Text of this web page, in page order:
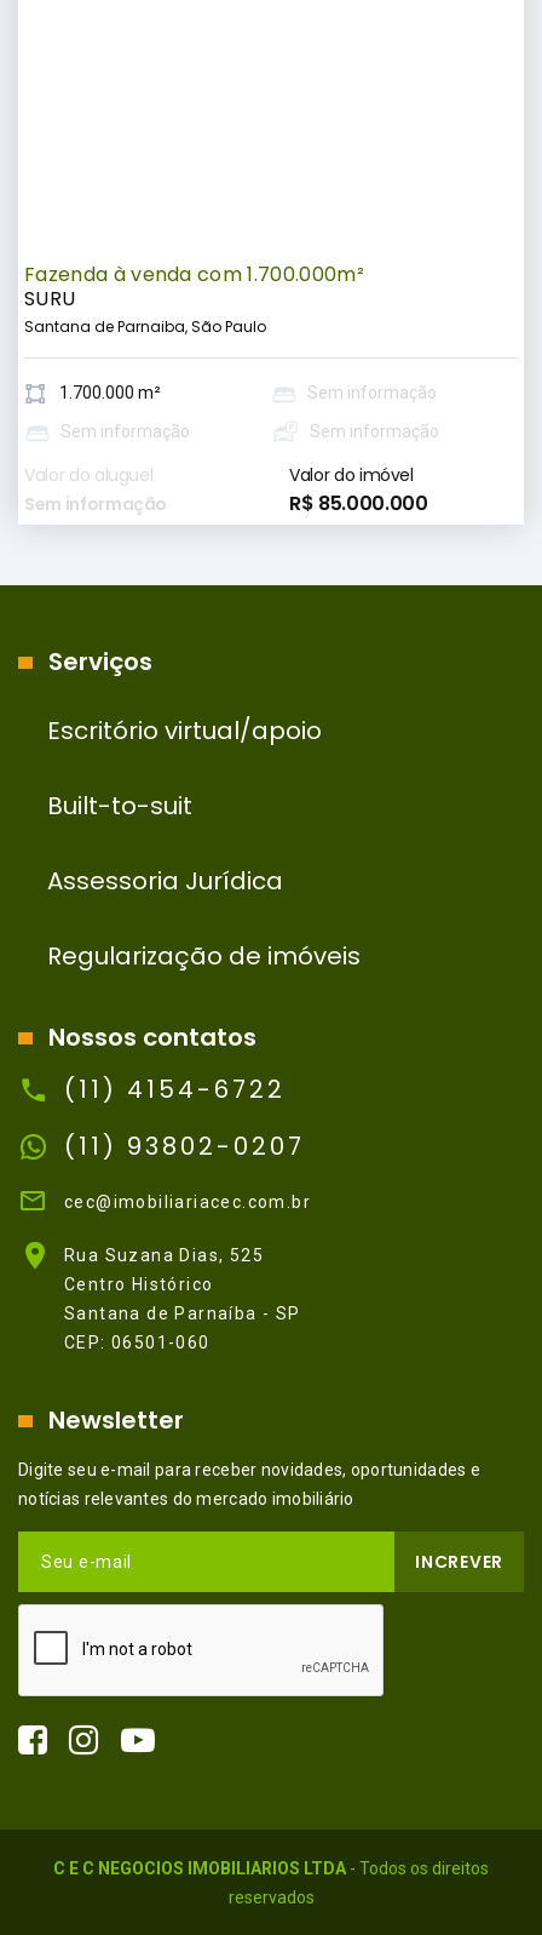
Fazenda à venda com 1.700.000m²
SURU
Santana de Parnaiba, São Paulo
1.700.000 m²
Sem informação
Sem informação
Sem informação
Valor do aluguel
Sem informação
Valor do imóvel
R$ 85.000.000
Serviços
Escritório virtual/apoio
Built-to-suit
Assessoria Jurídica
Regularização de imóveis
Nossos contatos
(11) 4154-6722
(11) 93802-0207
cec@imobiliariacec.com.br
Rua Suzana Dias, 525
Centro Histórico
Santana de Parnaíba - SP
CEP: 06501-060
Newsletter
Digite seu e-mail para receber novidades, oportunidades e
notícias relevantes do mercado imobiliário
Seu e-mail INCREVER
C E C NEGOCIOS IMOBILIARIOS LTDA - Todos os direitos
reservados